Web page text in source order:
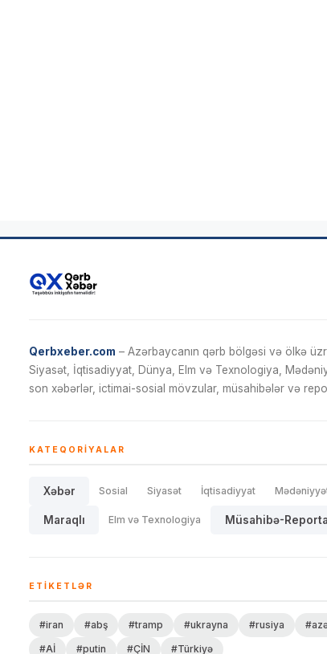
Qerbxeber.com – Azərbaycanın qərb bölgəsi və ölkə
Siyasət, İqtisadiyyat, Dünya, Elm və Texnologiya,
son xəbərlər, ictimai-sosial mövzular, müsahibələr və
KATEQORIYALAR
Xəbər Sosial Siyasət İqtisadiyyat
Maraqlı Elm və Texnologiya Müsahibə-
ETIKETLƏR
#iran #abş #tramp #ukrayna #rusiya
#Aİ
#putin #ÇİN #Türkiyə